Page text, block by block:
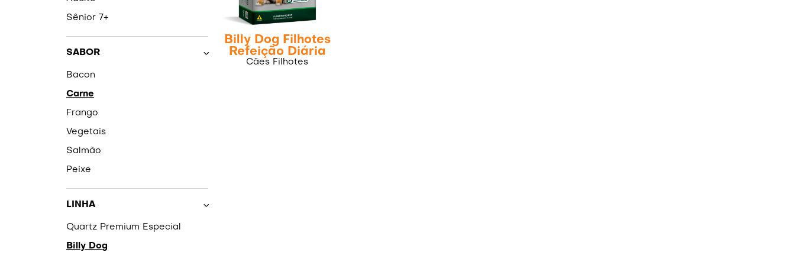
Sênior 7+
SABOR
Bacon
Carne
Frango
Vegetais
Salmão
Peixe
LINHA
Quartz Premium Especial
Billy Dog
Billy Dog Filhotes
Refeição Diária
Cães Filhotes